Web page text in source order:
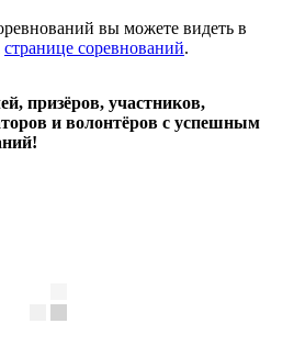
вы можете видеть в
странице соревнований.
призёров, участников,
и волонтёров с успешным